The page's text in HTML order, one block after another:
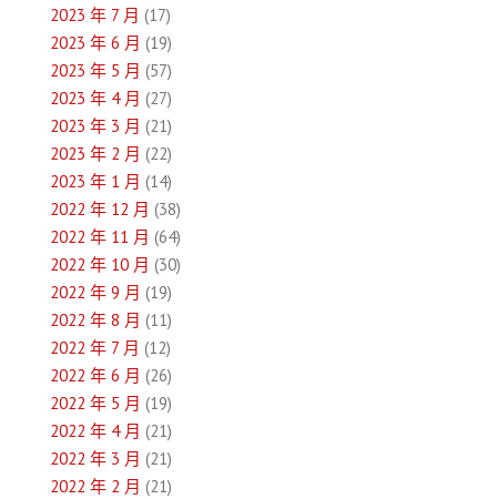
2023 年 7 月 (17)
2023 年 6 月 (19)
2023 年 5 月 (57)
2023 年 4 月 (27)
2023 年 3 月 (21)
2023 年 2 月 (22)
2023 年 1 月 (14)
2022 年 12 月 (38)
2022 年 11 月 (64)
2022 年 10 月 (30)
2022 年 9 月 (19)
2022 年 8 月 (11)
2022 年 7 月 (12)
2022 年 6 月 (26)
2022 年 5 月 (19)
2022 年 4 月 (21)
2022 年 3 月 (21)
2022 年 2 月 (21)